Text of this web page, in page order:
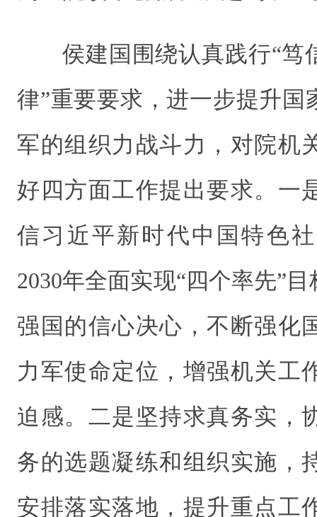
侯建国围绕认真践行“笃
律”重要要求，进一步提升国
军的组织力战斗力，对院机
好四方面工作提出要求。一
信习近平新时代中国特色
2030年全面实现“四个率先”
强国的信心决心，不断强化
力军使命定位，增强机关工
迫感。二是坚持求真务实，
务的选题凝练和组织实施，
安排落实落地，提升重点工